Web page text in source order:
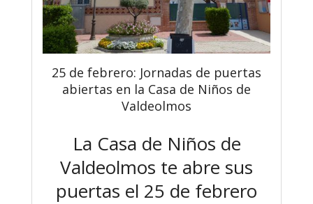
25 de febrero: Jornadas de puertas
abiertas en la Casa de Niños de
Valdeolmos
La Casa de Niños de
Valdeolmos te abre sus
puertas el 25 de febrero